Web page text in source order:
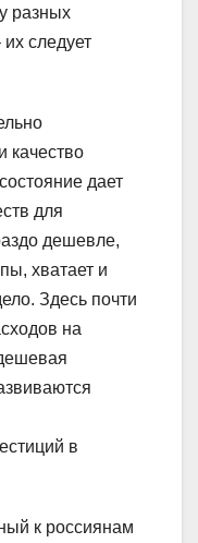
разных
следует
качество
дает
для
дешевле,
хватает и
Здесь почти
на
в
к россиянам